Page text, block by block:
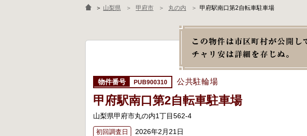
＞ 山梨県 甲府市 丸の内 甲府駅南口第2自転車駐車場
PUB900310 公共駐輪場
甲府駅南口第2自転車駐車場
山梨県甲府市丸の内1丁目562-4
初回調査日 2026年2月21日